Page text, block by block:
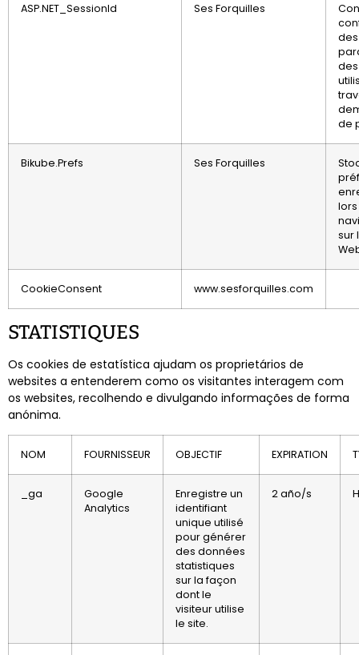
ASP.NET_SessionId Ses Forquilles
des
des
de
Bikube.Prefs Ses Forquilles
sur
CookieConsent www.sesforquilles.com
STATISTIQUES
Os cookies de estatística ajudam os proprietários de
websites a entenderem como os visitantes interagem com
os websites, recolhendo e divulgando informações de forma
anónima.
NOM FOURNISSEUR OBJECTIF EXPIRATION
_ga
Google
Analytics
Enregistre un
identifiant
unique utilisé
pour générer
des données
statistiques
sur la façon
dont le
visiteur utilise
le site.
2 año/s